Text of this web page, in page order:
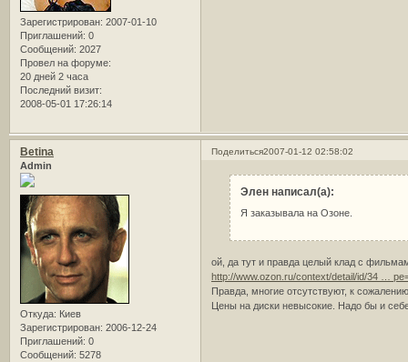
Зарегистрирован: 2007-01-10
Приглашений: 0
Сообщений: 2027
Провел на форуме:
20 дней 2 часа
Последний визит:
2008-05-01 17:26:14
Поделиться2007-01-12 02:58:02
Betina
Admin
Откуда: Киев
Зарегистрирован: 2006-12-24
Приглашений: 0
Сообщений: 5278
Элен написал(а):
Я заказывала на Озоне.
ой, да тут и правда целый клад с
http://www.ozon.ru/context/detail/id/34 …
Правда, многие отсутствуют, к
Цены на диски невысокие. Надо бы и